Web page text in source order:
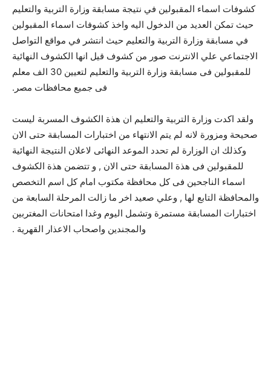
كشوفات اسماء المقبولين في نتيجة مسابقة وزارة التربية والتعليم
حيث تمكن العديد من الدخول اليه واخذ كشوفات اسماء المقبولين
في مسابقة وزارة التربية والتعليم حيث انتشر في مواقع التواصل
الاجتماعي علي الانترنت صور من كشوف قيل انها الكشوف النهائية
للمقبولين فى مسابقة وزارة التربية والتعليم لتعيين 30 الف معلم
فى جميع محافظات مصر.
ولقد اكدت وزارة التربية والتعليم ان هذة الكشوف المسربة ليست
صحيحة ومزورة لانه لم يتم الانتهاء من اختبارات المسابقة حتى الان
وكذلك ان الوزارة لم تحدد الموعد النهائى لاعلان النتيجة النهائية
للمقبولين فى هذة المسابقة حتى الان , و تتضمن هذة الكشوف
اسماء الناجحين فى كل محافظة مكتوب امام كل اسم التخصص
والمحافظة التابع لها , وعلي صعيد اخر ما زالت المرحلة السابعة من
اختبارات المسابقة مستمرة وتشمل اليوم وغدا امتحانات المغتربين
والمجندين واصحاب الاعذار القهرية .